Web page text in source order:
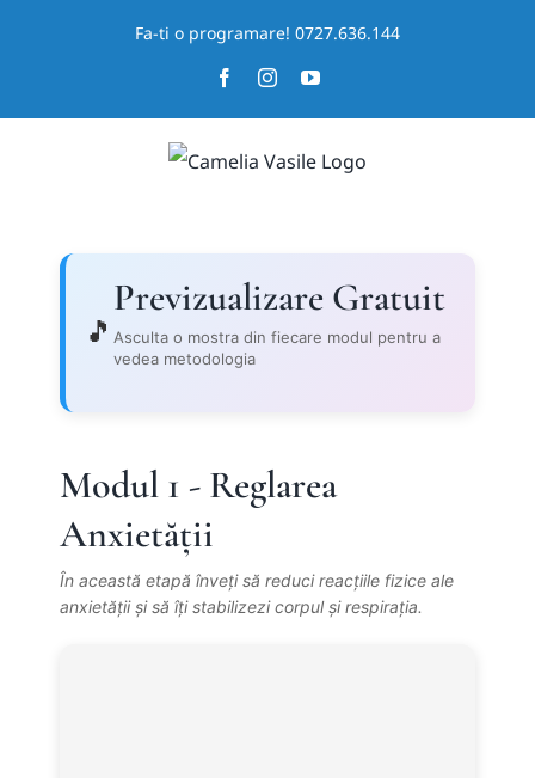
Fa-ti o programare! 0727.636.144
FacebookInstagramYouTube
🎵
Previzualizare Gratuit
Asculta o mostra din fiecare modul pentru a
vedea metodologia
Modul 1 - Reglarea
Anxietății
În această etapă înveți să reduci reacțiile fizice ale
anxietății și să îți stabilizezi corpul și respirația.